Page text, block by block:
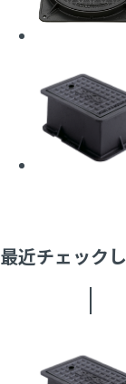
最近チェック